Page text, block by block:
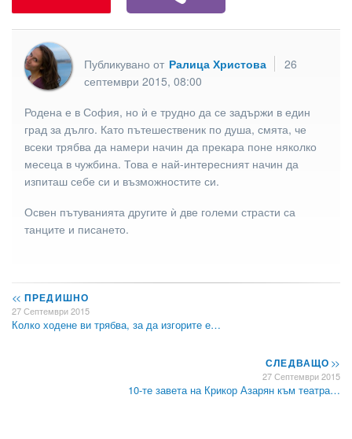
Публикувано от Ралица Христова
26
септември 2015, 08:00
Родена е в София, но ѝ е трудно да се задържи в един
град за дълго. Като пътешественик по душа, смята, че
всеки трябва да намери начин да прекара поне няколко
месеца в чужбина. Това е най-интересният начин да
изпиташ себе си и възможностите си.
Освен пътуванията другите ѝ две големи страсти са
танците и писането.
<< ПРЕДИШНО
27 Септември 2015
Колко ходене ви трябва, за да изгорите е…
СЛЕДВАЩО>>
27 Септември 2015
10-те завета на Крикор Азарян към театра…